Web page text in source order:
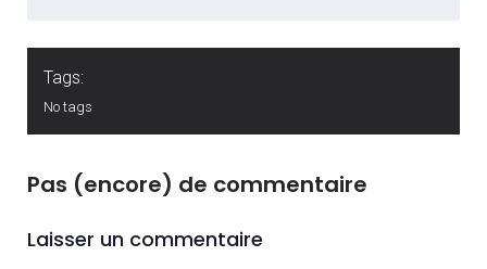
Tags:
No tags
Pas (encore) de commentaire
Laisser un commentaire